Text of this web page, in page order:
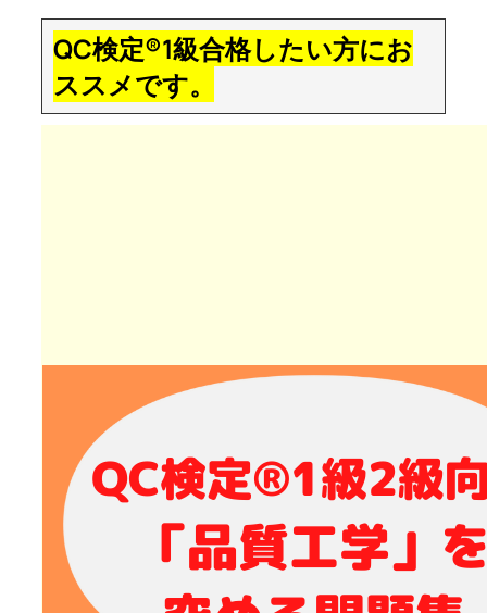
QC検定®1級合格したい方にお
ススメです。